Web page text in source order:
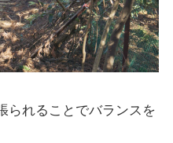
られることでバランスを